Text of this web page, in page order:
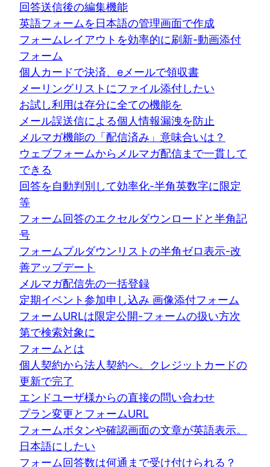
回答送信後の編集機能
英語フォームを日本語の管理画面で作成
フォームレイアウトを効率的に刷新-動画添付
フォーム
個人カードで決済、eメールで領収書
メーリングリストにファイル添付したい
お試し利用は存分に全ての機能を
メール誤送信による個人情報漏洩を防止
メルマガ機能の「配信済み」意味合いは？
ウェブフォームからメルマガ配信まで一貫して
できる
回答を自動判別して効率化-半角英数字に限定
等
フォーム回答のエクセルダウンロードと半角記
号
フォームプルダウンリストの半角ゼロ表示-改
善アップデート
メルマガ配信先の一括登録
定期イベント参加申し込み 画像添付フォーム
フォームURLは限定公開-フォームの扱い方次
第で検索対象に
フォームとは
個人契約から法人契約へ。クレジットカードの
更新で完了
エンドユーザ様からの直接の問い合わせ
プラン変更とフォームURL
フォームボタンや確認画面の文章が英語表示。
日本語にしたい
フォーム回答数は何通まで受け付けられる？